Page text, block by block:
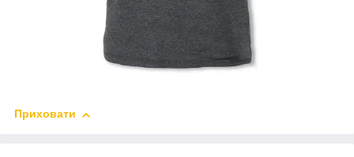
Приховати